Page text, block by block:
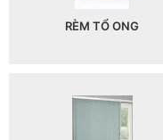
RÈM TỔ ONG